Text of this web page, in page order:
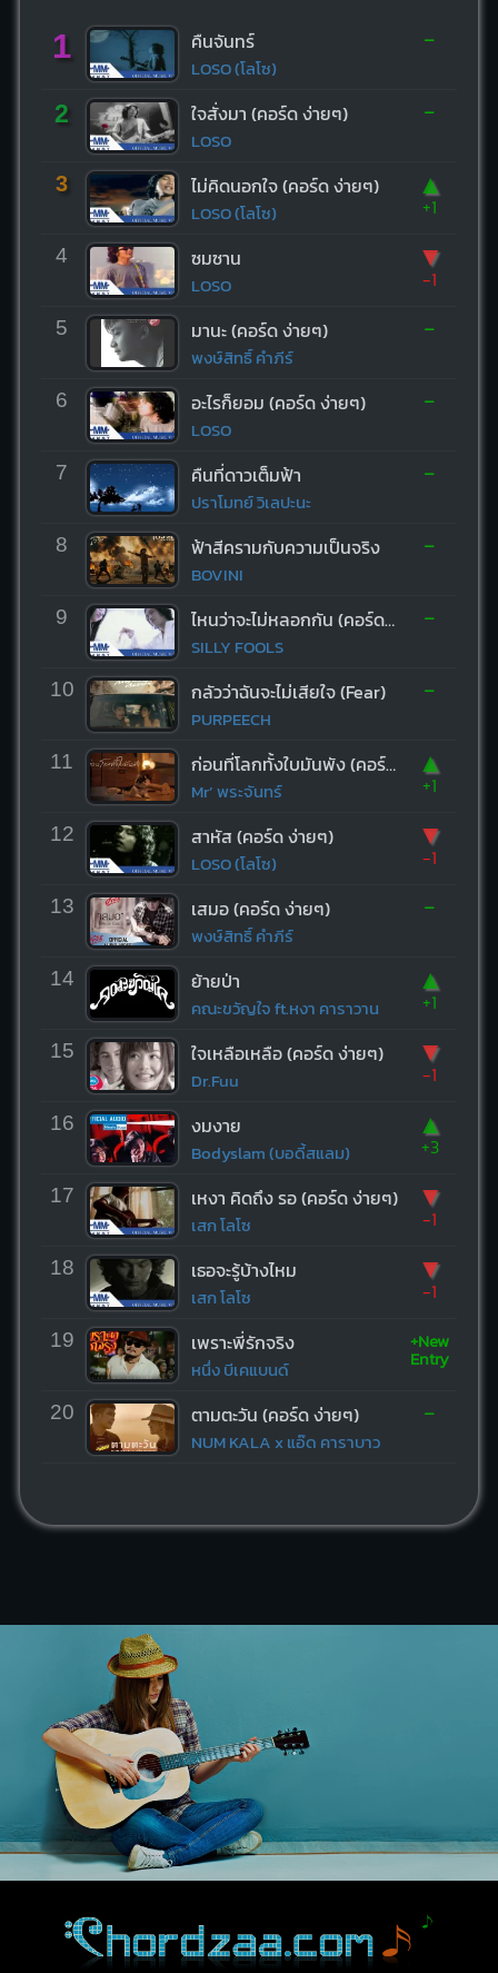
1 คืนจันทร์
LOSO (โลโซ)
-
2 ใจสั่งมา (คอร์ด ง่ายๆ)
LOSO
-
3 ไม่คิดนอกใจ (คอร์ด ง่ายๆ)
LOSO (โลโซ)
▲
+1
4 ซมซาน
LOSO
▼
-1
5 มานะ (คอร์ด ง่ายๆ)
พงษ์สิทธิ์ คำภีร์
-
6 อะไรก็ยอม (คอร์ด ง่ายๆ)
LOSO
-
7 คืนที่ดาวเต็มฟ้า
ปราโมทย์ วิเลปะนะ
-
8 ฟ้าสีครามกับความเป็นจริง
BOVINI
-
9 ไหนว่าจะไม่หลอกกัน (คอร์ด ง่ายๆ)
SILLY FOOLS
-
10 กลัวว่าฉันจะไม่เสียใจ (Fear)
PURPEECH
-
11 ก่อนที่โลกทั้งใบมันพัง (คอร์ด ง่ายๆ)
Mr’ พระจันทร์
▲
+1
12 สาหัส (คอร์ด ง่ายๆ)
LOSO (โลโซ)
▼
-1
13 เสมอ (คอร์ด ง่ายๆ)
พงษ์สิทธิ์ คำภีร์
-
14 ย้ายป่า
คณะขวัญใจ ft.หงา คาราวาน
▲
+1
15 ใจเหลือเหลือ (คอร์ด ง่ายๆ)
Dr.Fuu
▼
-1
16 งมงาย
Bodyslam (บอดี้สแลม)
▲
+3
17 เหงา คิดถึง รอ (คอร์ด ง่ายๆ)
เสก โลโซ
▼
-1
18 เธอจะรู้บ้างไหม
เสก โลโซ
▼
-1
19 เพราะพี่รักจริง
หนึ่ง บีเคแบนด์
+New
Entry
20 ตามตะวัน (คอร์ด ง่ายๆ)
NUM KALA x แอ๊ด คาราบาว
-